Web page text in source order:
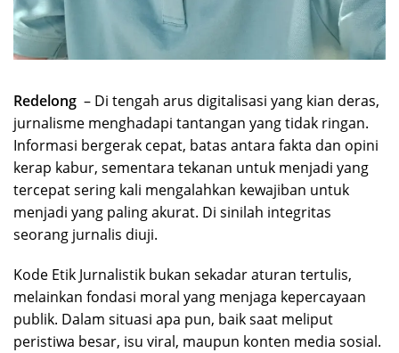
Redelong – Di tengah arus digitalisasi yang kian deras,
jurnalisme menghadapi tantangan yang tidak ringan.
Informasi bergerak cepat, batas antara fakta dan opini
kerap kabur, sementara tekanan untuk menjadi yang
tercepat sering kali mengalahkan kewajiban untuk
menjadi yang paling akurat. Di sinilah integritas
seorang jurnalis diuji.
Kode Etik Jurnalistik bukan sekadar aturan tertulis,
melainkan fondasi moral yang menjaga kepercayaan
publik. Dalam situasi apa pun, baik saat meliput
peristiwa besar, isu viral, maupun konten media sosial.